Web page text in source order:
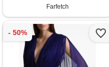
Farfetch